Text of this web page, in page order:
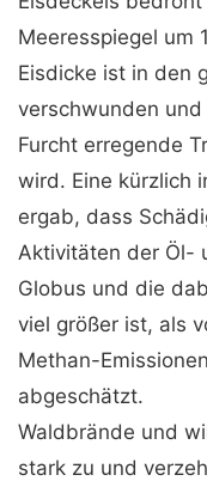
Meeresspiegel um
Eisdicke ist in den
verschwunden
Furcht erregende
wird. Eine kürzlich
ergab, dass
Aktivitäten der Öl-
Globus und die
viel größer ist, als
Methan-
abgeschätzt.
Waldbrände und
stark zu und